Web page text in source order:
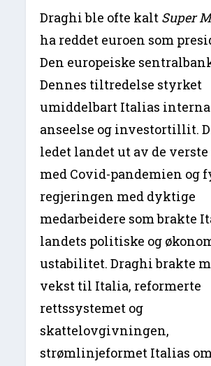
Draghi ble ofte kalt Super
ha reddet euroen som
Den europeiske
Dennes tiltredelse styrket
umiddelbart Italias
anseelse og investortillit.
ledet landet ut av de verste
med Covid-pandemien og
regjeringen med dyktige
medarbeidere som brakte
landets politiske og
ustabilitet. Draghi brakte
vekst til Italia, reformerte
rettssystemet og
skattelovgivningen,
strømlinjeformet Italias